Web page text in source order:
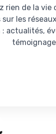
rien de la vie
sur les
: actualités,